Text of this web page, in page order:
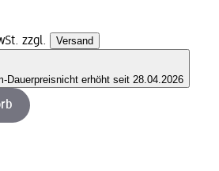
zzgl. Versand
Dauerpreisnicht erhöht seit 28.04.2026